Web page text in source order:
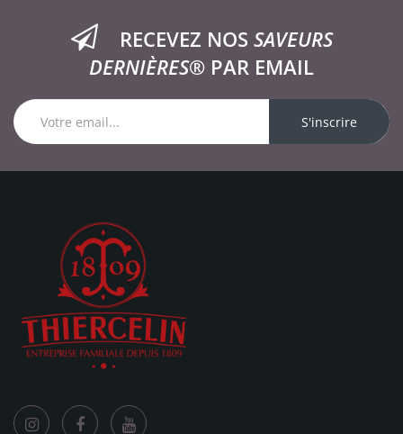
RECEVEZ NOS SAVEURS
DERNIÈRES® PAR EMAIL
S'inscrire